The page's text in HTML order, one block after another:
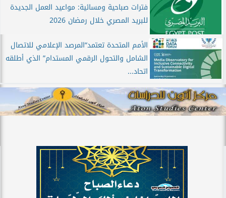
فترات صباحية ومسائية: مواعيد العمل الجديدة
للبريد المصري خلال رمضان 2026
الأمم المتحدة تعتمد“المرصد الإعلامي للاتصال
الشامل والتحول الرقمي المستدام” الذي أطلقه
اتحاد...